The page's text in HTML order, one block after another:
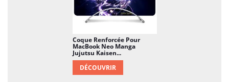
Coque Renforcée Pour
MacBook Neo Manga
Jujutsu Kaisen...
DÉCOUVRIR